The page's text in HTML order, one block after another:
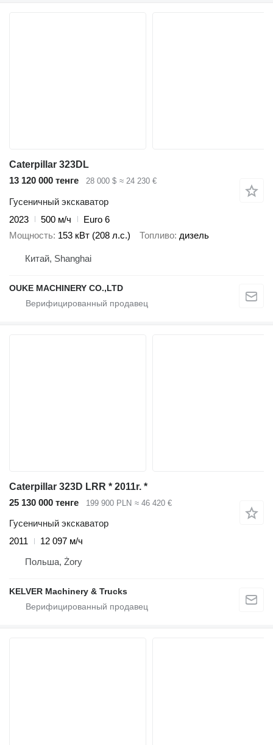
Caterpillar 323DL
13 120 000 тенге
28 000 $ ≈ 24 230 €
Гусеничный экскаватор
2023
500 м/ч
Euro 6
Мощность 153 кВт (208 л.с.) Топливо дизель
Китай, Shanghai
OUKE MACHINERY CO.,LTD
Caterpillar 323D LRR * 2011r. *
25 130 000 тенге
199 900 PLN ≈ 46 420 €
Гусеничный экскаватор
2011
12 097 м/ч
Польша, Żory
KELVER Machinery & Trucks